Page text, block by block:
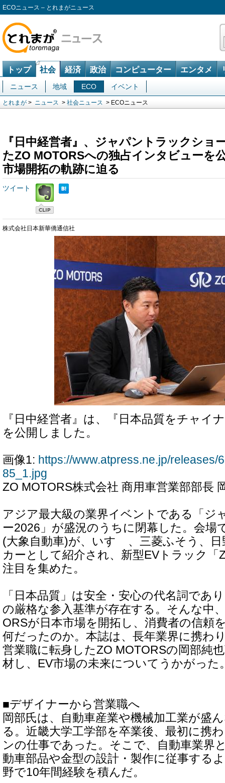
ECOニュース – とれまがニュース
トップ 社会 経済 政治 コンピューター エンタメ
ニュース 地域 ECO イベント
とれまが > ニュース > 社会ニュース > ECOニュース
『日中経営者』、ジャパントラックショ
たZO MOTORSへの独占インタビューを
市場開拓の軌跡に迫る
ツイート
株式会社日本新華僑通信社
『日中経営者』は、『日本品質をチャイ
を公開しました。
画像1: https://www.atpress.ne.jp/releases/
85_1.jpg
ZO MOTORS株式会社 商用車営業部部長
アジア最大級の業界イベントである「ジ
ー2026」が盛況のうちに閉幕した。会場
(大象自動車)が、いすゞ、三菱ふそう、
カーとして紹介され、新型EVトラック「
注目を集めた。
「日本品質」は安全・安心の代名詞であ
の厳格な参入基準が存在する。そんな中
ORSが日本市場を開拓し、消費者の信頼
何だったのか。本誌は、長年業界に携わ
営業職に転身したZO MOTORSの岡部純
材し、EV市場の未来についてうかがった
■デザイナーから営業職へ
岡部氏は、自動車産業や機械加工業が盛
る。近畿大学工学部を卒業後、最初に携
ンの仕事であった。そこで、自動車業界
動車部品や金型の設計・製作に従事する
野で10年間経験を積んだ。